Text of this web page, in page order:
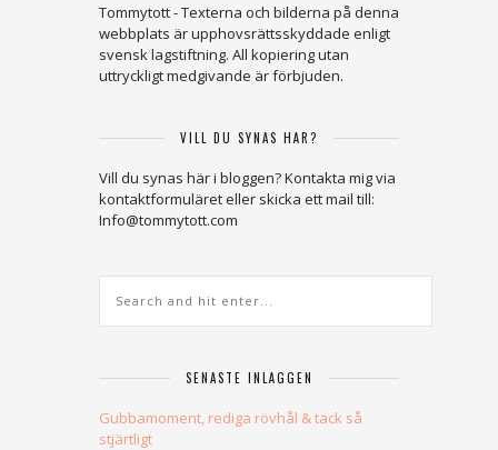
Tommytott - Texterna och bilderna på denna
webbplats är upphovsrättsskyddade enligt
svensk lagstiftning. All kopiering utan
uttryckligt medgivande är förbjuden.
VILL DU SYNAS HÄR?
Vill du synas här i bloggen? Kontakta mig via
kontaktformuläret eller skicka ett mail till:
Info@tommytott.com
SENASTE INLÄGGEN
Gubbamoment, rediga rövhål & tack så
stjärtligt